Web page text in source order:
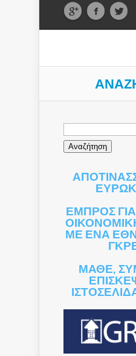
Αναζήτηση
ΕΜΠΡΟΣ
ΜΕ ΕΝΑ
ΜΑΘΕ,